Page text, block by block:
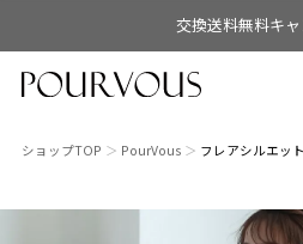
交換送料無料キ
ショップTOP PourVous フレアシルエッ